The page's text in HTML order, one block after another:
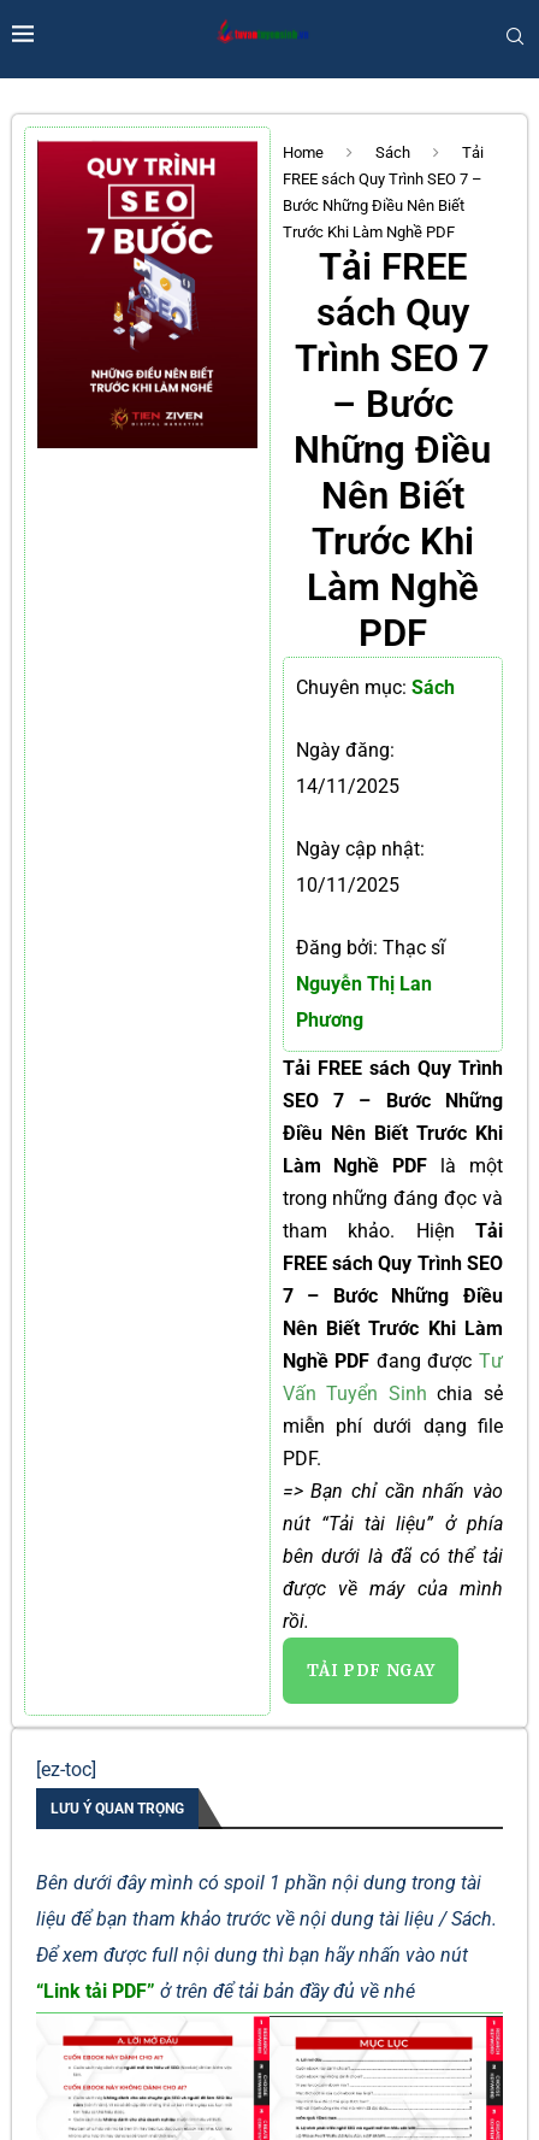
Home Sách
Tải
FREE sách Quy Trình SEO 7 –
Bước Những Điều Nên Biết
Trước Khi Làm Nghề PDF
Tải FREE
sách Quy
Trình SEO 7
– Bước
Những Điều
Nên Biết
Trước Khi
Làm Nghề
PDF
Chuyên mục: Sách
Ngày đăng:
14/11/2025
Ngày cập nhật:
10/11/2025
Đăng bởi: Thạc sĩ
Nguyễn Thị Lan
Phương
Tải FREE sách Quy Trình
SEO 7 – Bước Những
Điều Nên Biết Trước Khi
Làm Nghề PDF là một
trong những đáng đọc và
tham khảo. Hiện Tải
FREE sách Quy Trình SEO
7 – Bước Những Điều
Nên Biết Trước Khi Làm
Nghề PDF đang được Tư
Vấn Tuyển Sinh chia sẻ
miễn phí dưới dạng file
PDF.
=> Bạn chỉ cần nhấn vào
nút “Tải tài liệu” ở phía
bên dưới là đã có thể tải
được về máy của mình
rồi.
TẢI PDF NGAY
[ez-toc]
LƯU Ý QUAN TRỌNG
Bên dưới đây mình có spoil 1 phần nội dung trong tài
liệu để bạn tham khảo trước về nội dung tài liệu / Sách.
Để xem được full nội dung thì bạn hãy nhấn vào nút
“Link tải PDF” ở trên để tải bản đầy đủ về nhé